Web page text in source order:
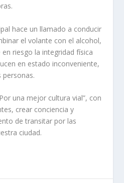
hace un llamado a conducir
el volante con el alcohol,
riesgo la integridad física
en estado inconveniente,
personas.
una mejor cultura vial”, con
crear conciencia y
de transitar por las
ciudad.